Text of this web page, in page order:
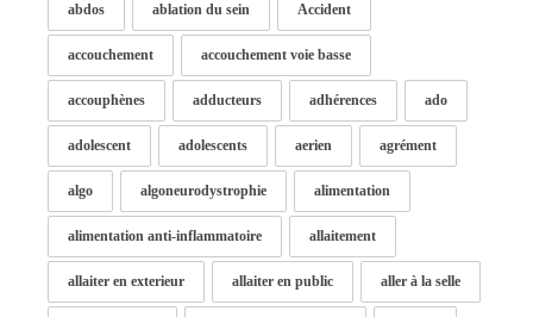
abdos ablation du sein Accident
accouchement accouchement voie basse
accouphènes adducteurs adhérences ado
adolescent adolescents aerien agrément
algo algoneurodystrophie alimentation
alimentation anti-inflammatoire allaitement
allaiter en exterieur allaiter en public aller à la selle